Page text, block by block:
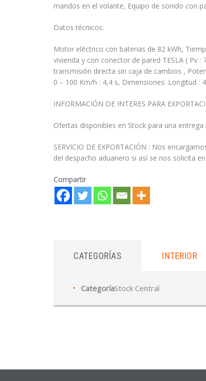
mandos en el volante, Equipo de sonido con
Datos técnicos:
Motor eléctrico con baterias de 82 kWh,
vivienda y con conector de pared TESLA ( Pv
transmisión directa sin caja de cambios ,
0 – 100 Km/h : 4,4 s, Dimensiones: Longitud :
INFORMACIÓN DE INTERES PARA
Ofertas disponibles en Stock para una
SERVICIO DE EXPORTACIÓN : Nos
del despacho aduanero si así se nos solicita
Compartir
CATEGORÍAS INTERIOR
CategoríaStock Central